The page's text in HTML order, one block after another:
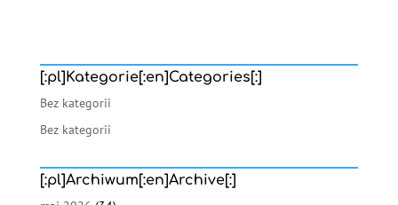
[:pl]Kategorie[:en]Categories[:]
Bez kategorii
Bez kategorii
[:pl]Archiwum[:en]Archive[:]